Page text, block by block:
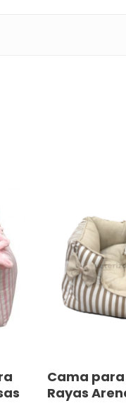
producto
Cama
Rayas